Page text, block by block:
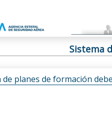
Sistema
de planes de formación